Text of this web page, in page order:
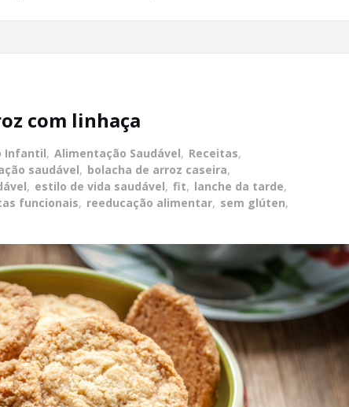
com linhaça
Infantil, Alimentação Saudável, Receitas,
saudável, bolacha de arroz caseira,
, estilo de vida saudável, fit, lanche da tarde,
funcionais, reeducação alimentar, sem glúten,